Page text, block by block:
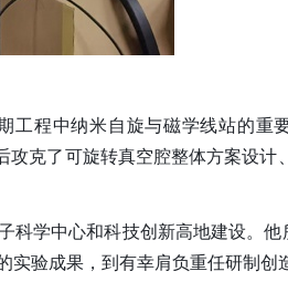
程中纳米自旋与磁学线站的重
攻克了可旋转真空腔整体方案设计
科学中心和科技创新高地建设。他
实验成果，到有幸肩负重任研制创